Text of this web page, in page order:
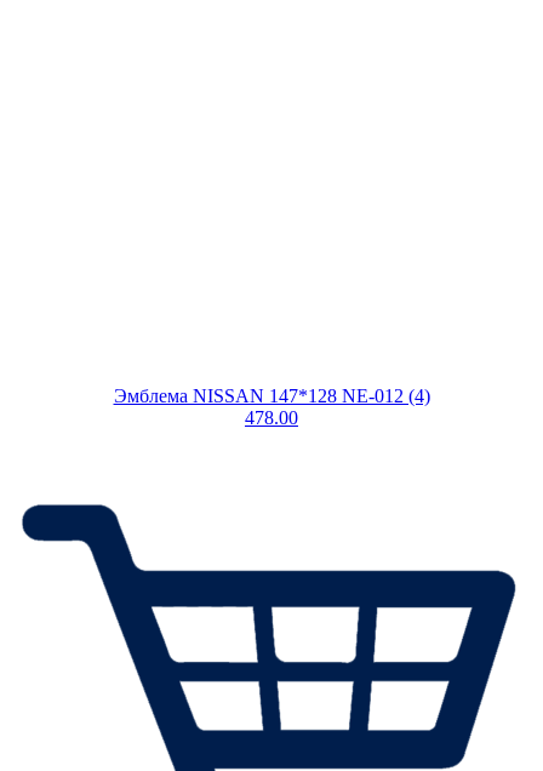
Эмблема NISSAN 147*128 NE-012 (4)
478.00